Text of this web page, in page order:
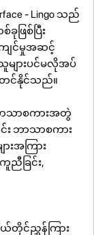
- Lingo သည်
ြစ်ပြီး
ျင်မှုအဆင့်
ျားပင်မလိုအပ်
တင်နိုင်သည်။
သာစကားအတွဲ
း ဘာသာစကား
းအကြား
ညီခြင်း,
ယ်တိုင်ညွှန်ကြား